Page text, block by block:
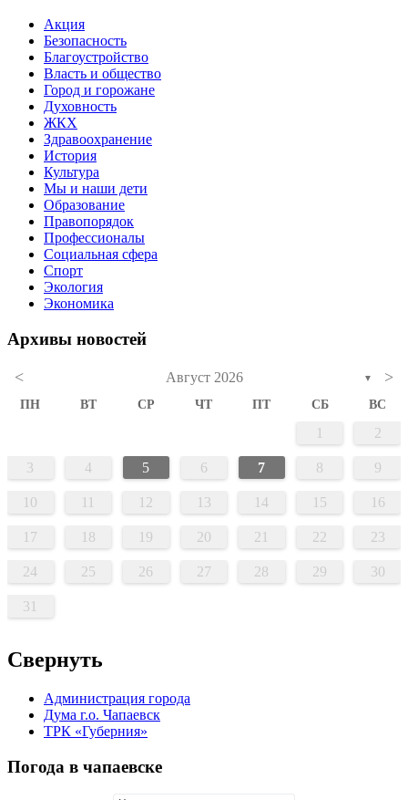
Акция
Безопасность
Благоустройство
Власть и общество
Город и горожане
Духовность
ЖКХ
Здравоохранение
История
Культура
Мы и наши дети
Образование
Правопорядок
Профессионалы
Социальная сфера
Спорт
Экология
Экономика
Архивы новостей
< Август 2026 ▼ >
ПН ВТ СР ЧТ ПТ СБ ВС
1 2
3 4 5 6 7 8 9
10 11 12 13 14 15 16
17 18 19 20 21 22 23
24 25 26 27 28 29 30
31
Свернуть
Администрация города
Дума г.о. Чапаевск
ТРК «Губерния»
Погода в чапаевске